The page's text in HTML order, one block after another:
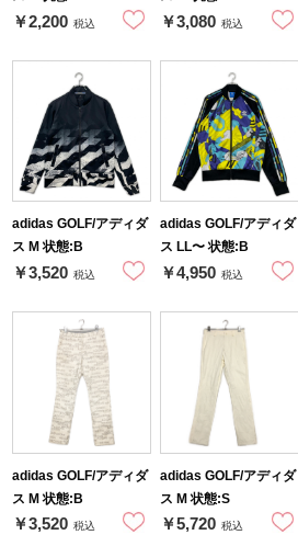
￥2,200 税込 ￥3,080 税込
adidas GOLF/アディダ
ス M 状態:B
￥3,520 税込
adidas GOLF/アディダ
ス LL〜 状態:B
￥4,950 税込
adidas GOLF/アディダ
ス M 状態:B
￥3,520 税込
adidas GOLF/アディダ
ス M 状態:S
￥5,720 税込